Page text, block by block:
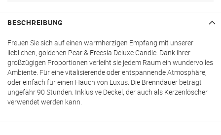
BESCHREIBUNG
Freuen Sie sich auf einen warmherzigen Empfang mit unserer
lieblichen, goldenen Pear & Freesia Deluxe Candle. Dank ihrer
großzügigen Proportionen verleiht sie jedem Raum ein wundervolles
Ambiente. Für eine vitalisierende oder entspannende Atmosphäre,
oder einfach für einen Hauch von Luxus. Die Brenndauer beträgt
ungefähr 90 Stunden. Inklusive Deckel, der auch als Kerzenlöscher
verwendet werden kann.